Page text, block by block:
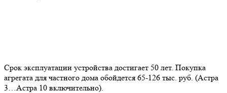
Срок эксплуатации устройства достигает 50 лет. Покупка
агрегата для частного дома обойдется 65-126 тыс. руб. (Астра
3…Астра 10 включительно).